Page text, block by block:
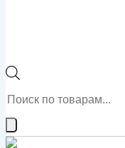
Поиск
товаров